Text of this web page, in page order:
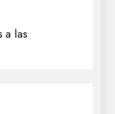
a las